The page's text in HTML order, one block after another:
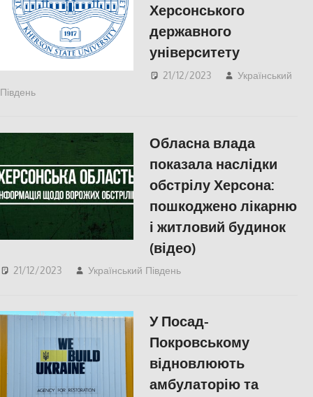
Херсонського
державного
університету
21/12/2023
Український
Південь
Обласна влада
показала наслідки
обстрілу Херсона:
пошкоджено лікарню
і житловий будинок
(відео)
21/12/2023 Український Південь
У Посад-
Покровському
відновлюють
амбулаторію та